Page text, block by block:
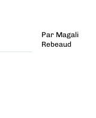
Par Magali
Rebeaud